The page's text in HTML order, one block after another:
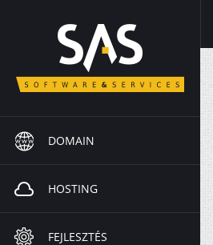
DOMAIN
HOSTING
FEJLESZTÉS